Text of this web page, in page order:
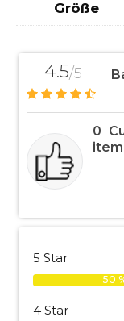
Größe
4.5/5
0
item
5 Star
50
4 Star